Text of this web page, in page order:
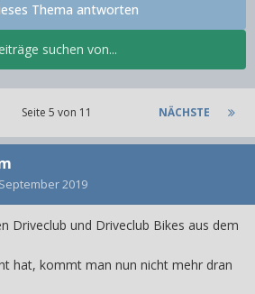
suchen von...
Thema antworten
NÄCHSTE
Seite 5 von 11
2019
Driveclub und Driveclub Bikes aus dem
hat, kommt man nun nicht mehr dran